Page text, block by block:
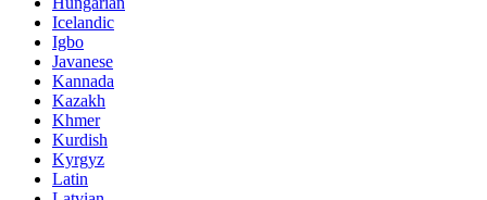
Icelandic
Igbo
Javanese
Kannada
Kazakh
Khmer
Kurdish
Kyrgyz
Latin